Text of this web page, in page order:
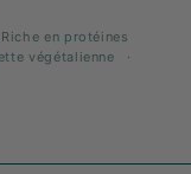
Riche en protéines
végétalienne